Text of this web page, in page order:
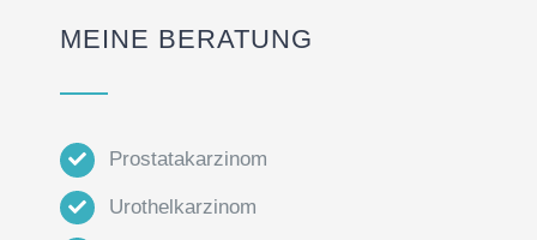
MEINE BERATUNG
Prostatakarzinom
Urothelkarzinom